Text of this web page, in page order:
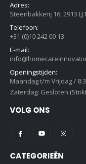
Adres:
Steenbakkerij 16, 2913
Telefoon:
+31 (0)10 242 09 13
E-mail:
Openingstijden:
Maandag t/m Vrijdag /
Zaterdag: Gesloten
VOLG ONS
CATEGORIEËN